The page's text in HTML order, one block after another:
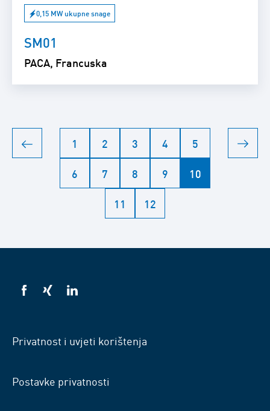
0,15 MW ukupne snage
SM01
PACA, Francuska
1 2 3 4
5
6
7 8 9
10
11
12
VSB
VSB
VSB
Privatnost i uvjeti korištenja
Postavke privatnosti